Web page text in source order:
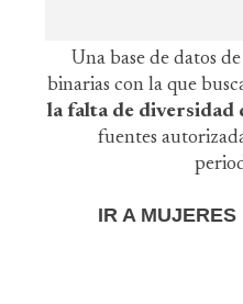
Una base de datos
binarias con la que
la falta de diversidad
fuentes
IR A